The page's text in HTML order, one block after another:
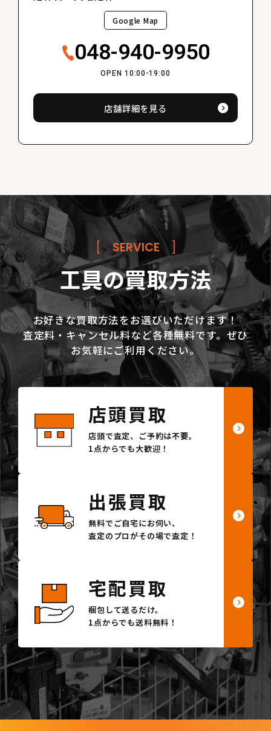
Google Map
048-940-9950
OPEN 10:00-19:00
店舗詳細を見る
SERVICE
工具の買取方法
お好きな買取方法をお選びいただけます！
査定料・キャンセル料など各種無料です。ぜひ
お気軽にご利用ください。
店頭買取
店頭で査定、ご予約は不要。
1点からでも大歓迎！
出張買取
無料でご自宅にお伺い、
査定のプロがその場で査定！
宅配買取
梱包して送るだけ。
1点からでも送料無料！